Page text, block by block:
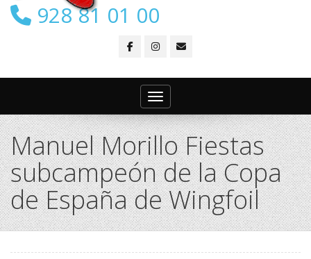
928 81 01 00
Toggle navigation
Manuel Morillo Fiestas
subcampeón de la Copa
de España de Wingfoil